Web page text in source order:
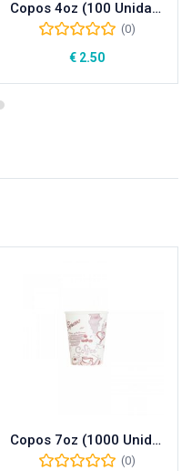
Copos 4oz (100 Unidades)
(0)
€ 2.50
Copos 7oz (1000 Unidades)
(0)